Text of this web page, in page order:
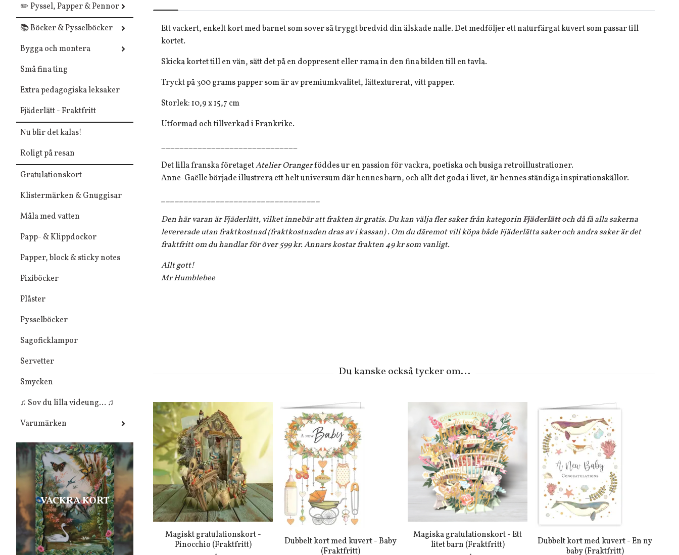
✏️ Pyssel, Papper & Pennor
📚 Böcker & Pysselböcker
Bygga och montera
Små fina ting
Extra pedagogiska leksaker
Fjäderlätt - Fraktfritt
Nu blir det kalas!
Roligt på resan
Gratulationskort
Klistermärken & Gnuggisar
Måla med vatten
Papp- & Klippdockor
Papper, block & sticky notes
Pixiböcker
Plåster
Pysselböcker
Sagoficklampor
Servetter
Smycken
♫ Sov du lilla videung... ♫
Varumärken
VACKRA KORT
Ett vackert, enkelt kort med barnet som sover så tryggt bredvid din älskade nalle. Det medföljer ett naturfärgat kuvert som passar till
kortet.
Skicka kortet till en vän, sätt det på en doppresent eller rama in den fina bilden till en tavla.
Tryckt på 300 grams papper som är av premiumkvalitet, lättexturerat, vitt papper.
Storlek: 10,9 x 15,7 cm
Utformad och tillverkad i Frankrike.
Det lilla franska företagetAtelier Orangerföddes ur en passion för vackra, poetiska och busiga retroillustrationer.
Anne-Gaëlle började illustrera ett helt universum där hennes barn, och allt det goda i livet, är hennes ständiga inspirationskällor.
___________________________________
Den här varan är Fjäderlätt, vilket innebär att frakten är gratis. Du kan välja fler saker från kategorinFjäderlättoch då få alla sakerna
levererade utan fraktkostnad (fraktkostnaden dras av i kassan) . Om du däremot vill köpa både Fjäderlätta saker och andra saker är det
fraktfritt om du handlar för över 599 kr. Annars kostar frakten 49 kr som vanligt.
Allt gott!
Mr Humblebee
Magiskt gratulationskort -
Pinocchio (Fraktfritt)
Dubbelt kort med kuvert - Baby
(Fraktfritt)
Magiska gratulationskort - Ett
litet barn (Fraktfritt)
Dubbelt kort med kuvert - En ny
baby (Fraktfritt)